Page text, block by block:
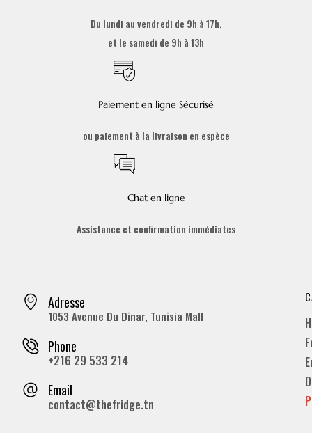
Du lundi au vendredi de 9h à 17h,
et le samedi de 9h à 13h
Paiement en ligne Sécurisé
ou paiement à la livraison en espèce
Chat en ligne
Assistance et confirmation immédiates
Adresse
1053 Avenue Du Dinar, Tunisia Mall
Phone
+216 29 533 214
Email
contact@thefridge.tn